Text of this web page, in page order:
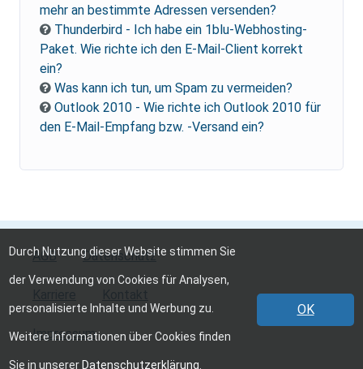
mehr an bestimmte Adressen versenden?
Thunderbird - Ich habe ein 1blu-Webhosting-
Paket. Wie richte ich den E-Mail-Client korrekt
ein?
Was kann ich tun, um Spam zu vermeiden?
Outlook 2010 - Wie richte ich Outlook 2010 für
den E-Mail-Empfang bzw. -Versand ein?
AGB Datenschutz
Impressum
Durch Nutzung dieser Website stimmen Sie
der Verwendung von Cookies für Analysen,
personalisierte Inhalte und Werbung zu.
Weitere Informationen über Cookies finden
Sie in unserer Datenschutzerklärung
OK